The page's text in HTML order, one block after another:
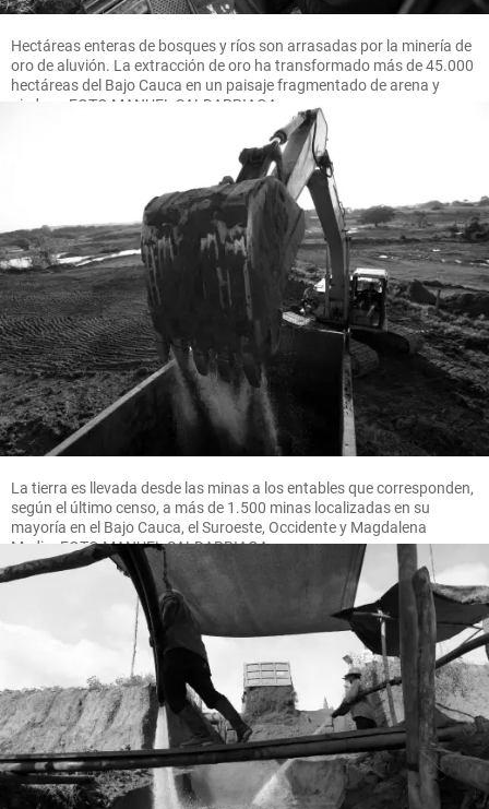
Hectáreas enteras de bosques y ríos son arrasadas por la minería de
oro de aluvión. La extracción de oro ha transformado más de 45.000
hectáreas del Bajo Cauca en un paisaje fragmentado de arena y
piedras. FOTO MANUEL SALDARRIAGA
La tierra es llevada desde las minas a los entables que corresponden,
según el último censo, a más de 1.500 minas localizadas en su
mayoría en el Bajo Cauca, el Suroeste, Occidente y Magdalena
Medio. FOTO MANUEL SALDARRIAGA